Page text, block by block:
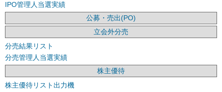
IPO管理人当選実績
公募・売出(PO)
立会外分売
分売結果リスト
分売管理人当選実績
株主優待
株主優待リスト出力機